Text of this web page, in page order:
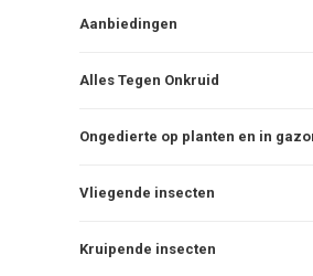
Aanbiedingen
Alles Tegen Onkruid
Ongedierte op planten en in
Vliegende insecten
Kruipende insecten